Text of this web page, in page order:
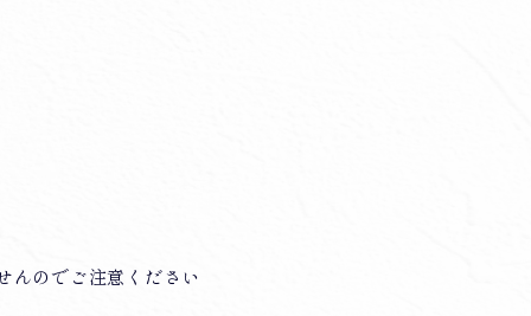
んのでご注意ください